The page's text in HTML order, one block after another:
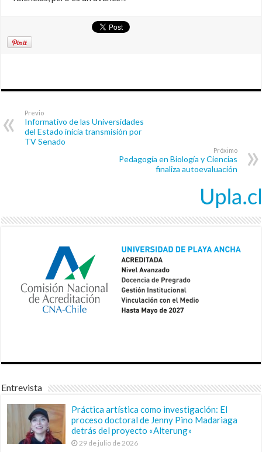
Previo
Informativo de las Universidades
del Estado inicia transmisión por
TV Senado
Próximo
Pedagogía en Biología y Ciencias
finaliza autoevaluación
Entrevista
Práctica artística como investigación: El
proceso doctoral de Jenny Pino Madariaga
detrás del proyecto «Alterung»
29 de julio de 2026